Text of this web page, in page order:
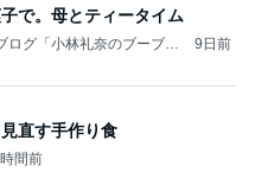
で。母とティータイム
グ「小林礼奈のブーブー
9日前
直す手作り食
間前